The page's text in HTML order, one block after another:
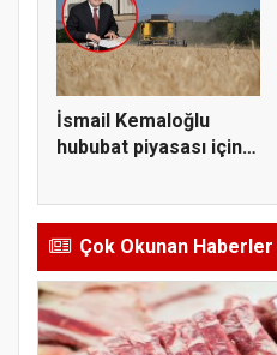
İsmail Kemaloğlu
hububat piyasası için 4
Çok Okunan Haberler